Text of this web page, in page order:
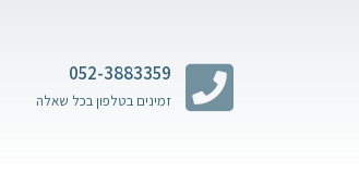
052-3883359
זמינים בטלפון בכל שאלה